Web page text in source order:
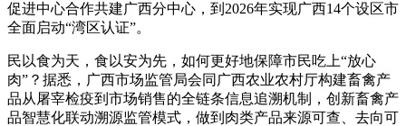
促进中心合作共建广西分中心，到2026年实现广西14个设区市
全面启动“湾区认证”。
民以食为天，食以安为先，如何更好地保障市民吃上“放心
肉”？据悉，广西市场监管局会同广西农业农村厅构建畜禽产
品从屠宰检疫到市场销售的全链条信息追溯机制，创新畜禽产
品智慧化联动溯源监管模式，做到肉类产品来源可查、去向可